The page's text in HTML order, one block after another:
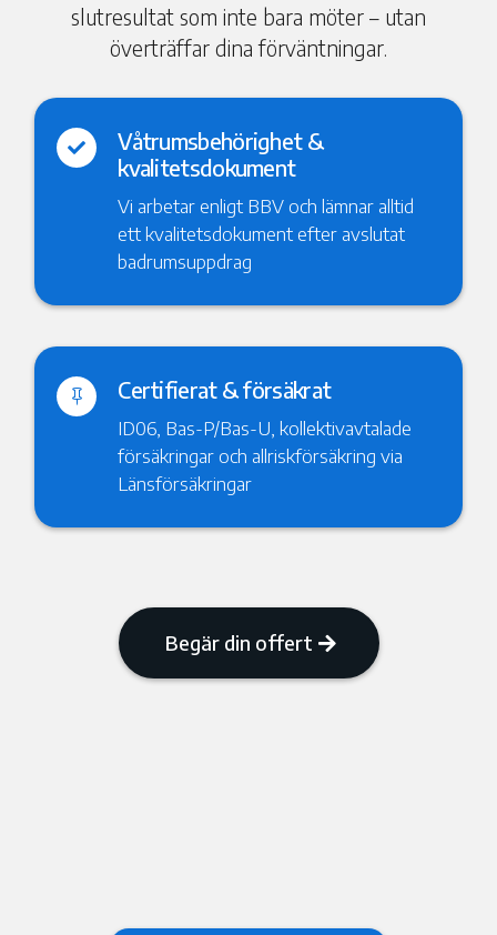
slutresultat som inte bara möter – utan
överträffar dina förväntningar.

Våtrumsbehörighet &
kvalitetsdokument
Vi arbetar enligt BBV och lämnar alltid
ett kvalitetsdokument efter avslutat
badrumsuppdrag
 Certifierat & försäkrat
ID06, Bas-P/Bas-U, kollektivavtalade
försäkringar och allriskförsäkring via
Länsförsäkringar
Begär din offert